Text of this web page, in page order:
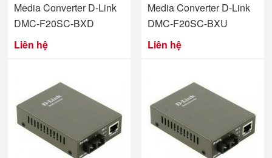
Media Converter D-Link
DMC-F20SC-BXD
Liên hệ
Media Converter D-Link
DMC-F20SC-BXU
Liên hệ